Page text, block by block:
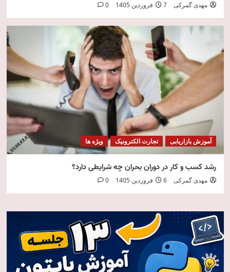
مهدی گمرکی 7 فروردین 1405 0
آموزش بازاریابی تجارت الکترونیک ویژه ها
رشد کسب و کار در دوران بحران چه شرایطی دارد؟
مهدی گمرکی 6 فروردین 1405 0